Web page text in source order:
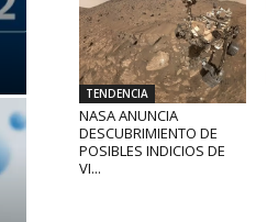
TENDENCIA
NASA ANUNCIA
DESCUBRIMIENTO DE
POSIBLES INDICIOS DE
VI...